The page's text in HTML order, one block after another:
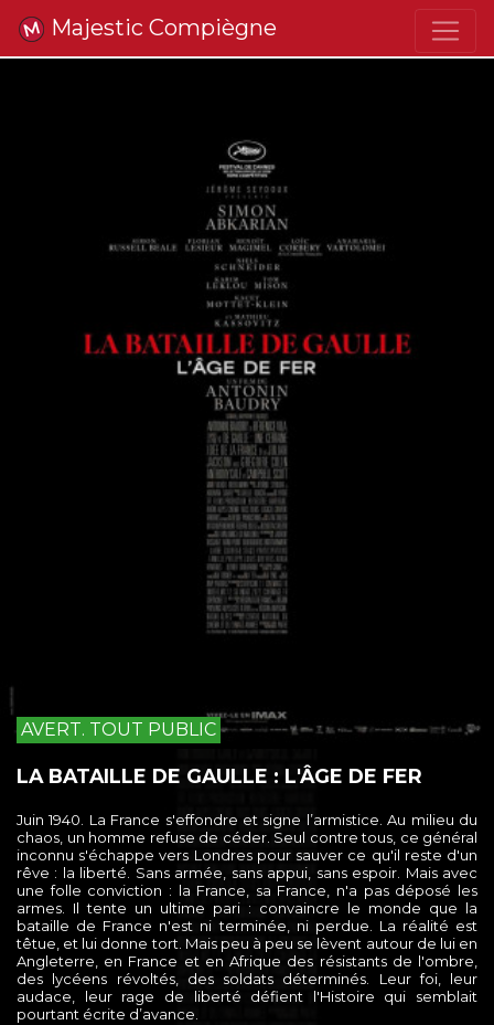
Majestic Compiègne
AVERT. TOUT PUBLIC
LA BATAILLE DE GAULLE : L'ÂGE DE FER
Juin 1940. La France s'effondre et signe l’armistice. Au milieu du
chaos, un homme refuse de céder. Seul contre tous, ce général
inconnu s'échappe vers Londres pour sauver ce qu'il reste d'un
rêve : la liberté. Sans armée, sans appui, sans espoir. Mais avec
une folle conviction : la France, sa France, n'a pas déposé les
armes. Il tente un ultime pari : convaincre le monde que la
bataille de France n'est ni terminée, ni perdue. La réalité est
têtue, et lui donne tort. Mais peu à peu se lèvent autour de lui en
Angleterre, en France et en Afrique des résistants de l'ombre,
des lycéens révoltés, des soldats déterminés. Leur foi, leur
audace, leur rage de liberté défient l'Histoire qui semblait
pourtant écrite d’avance.